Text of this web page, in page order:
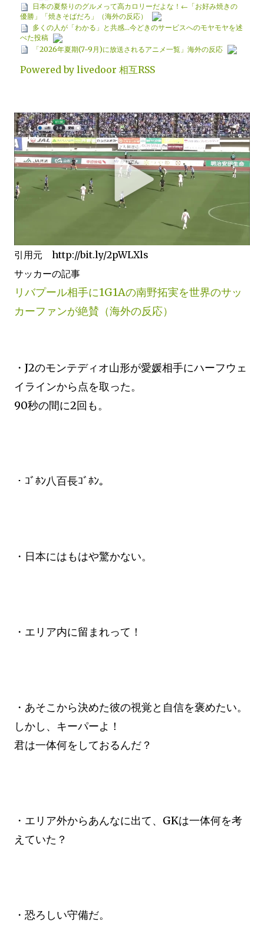
日本の夏祭りのグルメって高カロリーだよな！←「お好み焼きの
優勝」「焼きそばだろ」（海外の反応）
多くの人が「わかる」と共感…今どきのサービスへのモヤモヤを述
べた投稿
「2026年夏期(7-9月)に放送されるアニメ一覧」海外の反応
Powered by livedoor 相互RSS
引用元 http://bit.ly/2pWLXls
サッカーの記事
リバプール相手に1G1Aの南野拓実を世界のサッ
カーファンが絶賛（海外の反応）
・J2のモンテディオ山形が愛媛相手にハーフウェ
イラインから点を取った。
90秒の間に2回も。
・ｺﾞﾎﾝ八百長ｺﾞﾎﾝ。
・日本にはもはや驚かない。
・エリア内に留まれって！
・あそこから決めた彼の視覚と自信を褒めたい。
しかし、キーパーよ！
君は一体何をしておるんだ？
・エリア外からあんなに出て、GKは一体何を考
えていた？
・恐ろしい守備だ。